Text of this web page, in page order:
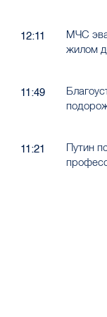
12:11
МЧС
жилом
11:49
11:21
Путин